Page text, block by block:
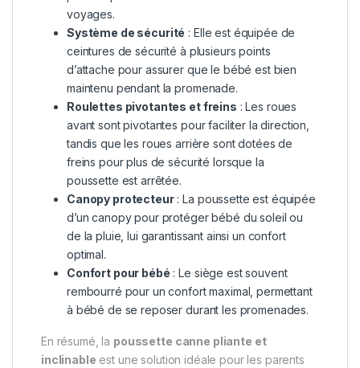
voyages.
Système de sécurité : Elle est équipée de
ceintures de sécurité à plusieurs points
d’attache pour assurer que le bébé est bien
maintenu pendant la promenade.
Roulettes pivotantes et freins : Les roues
avant sont pivotantes pour faciliter la direction,
tandis que les roues arrière sont dotées de
freins pour plus de sécurité lorsque la
poussette est arrêtée.
Canopy protecteur: La poussette est équipée
d’un canopy pour protéger bébé du soleil ou
de la pluie, lui garantissant ainsi un confort
optimal.
Confort pour bébé : Le siège est souvent
rembourré pour un confort maximal, permettant
à bébé de se reposer durant les promenades.
En résumé, la poussette canne pliante et
inclinable est une solution idéale pour les parents